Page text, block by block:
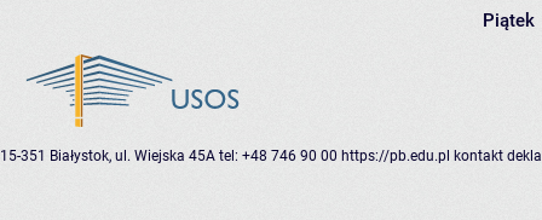
Piątek
15-351 Białystok, ul. Wiejska 45A tel: +48 746 90 00 https://pb.edu.pl kontakt